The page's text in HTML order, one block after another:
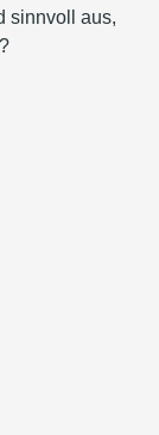
sinnvoll aus,